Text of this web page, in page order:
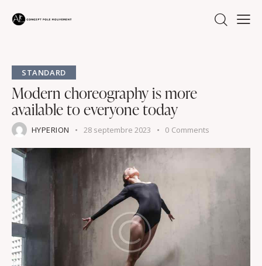
STANDARD
Modern choreography is more
available to everyone today
HYPERION 28 septembre 2023 0 Comments